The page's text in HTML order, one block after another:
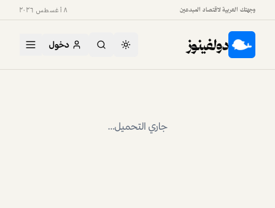
وجهتك العربية لاقتصاد المبدعين ٨ أغسطس ٢٠٢٦
دولفينوز دخول
جاري التحميل…